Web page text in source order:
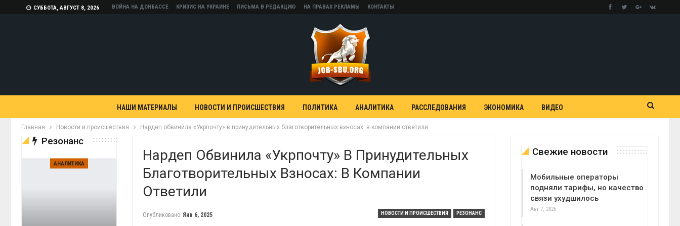
СУББОТА, АВГУСТ 8, 2026 ВОЙНА НА ДОНБАССЕ КРИЗИС НА УКРАИНЕ ПИСЬМА В РЕДАКЦИЮ НА ПРАВАХ РЕКЛАМЫ КОНТАКТЫ
НАШИ МАТЕРИАЛЫ НОВОСТИ И ПРОИСШЕСТВИЯ ПОЛИТИКА АНАЛИТИКА РАССЛЕДОВАНИЯ ЭКОНОМИКА ВИДЕО
Главная Новости и происшествия Нардеп обвинила «Укрпочту» в принудительных благотворительных взносах: в компании ответили
Нардеп Обвинила «Укрпочту» В Принудительных
Благотворительных Взносах: В Компании
Ответили
НОВОСТИ И ПРОИСШЕСТВИЯ РЕЗОНАНС
Опубликовано Янв 6, 2025
Свежие новости
Мобильные операторы
подняли тарифы, но качество
связи ухудшилось
Авг 7, 2026
Резонанс
АНАЛИТИКА